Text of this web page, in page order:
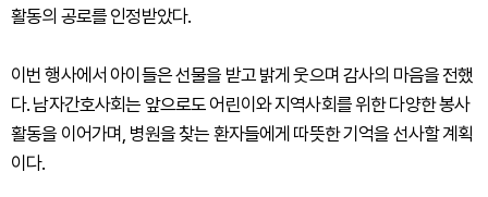
활동의 공로를 인정받았다.
이번 행사에서 아이들은 선물을 받고 밝게 웃으며 감사의 마음을 전했
다. 남자간호사회는 앞으로도 어린이와 지역사회를 위한 다양한 봉사
활동을 이어가며, 병원을 찾는 환자들에게 따뜻한 기억을 선사할 계획
이다.